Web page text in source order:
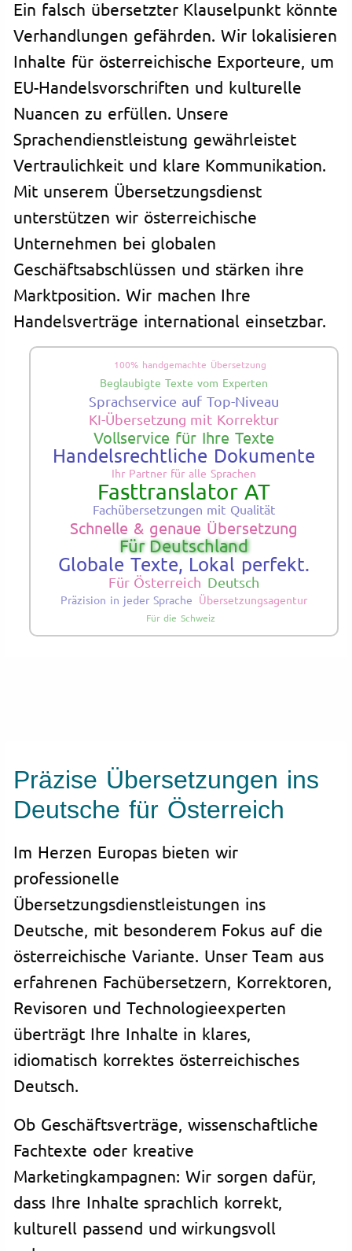
Ein falsch übersetzter Klauselpunkt könnte
Verhandlungen gefährden. Wir lokalisieren
Inhalte für österreichische Exporteure, um
EU-Handelsvorschriften und kulturelle
Nuancen zu erfüllen. Unsere
Sprachendienstleistung gewährleistet
Vertraulichkeit und klare Kommunikation.
Mit unserem Übersetzungsdienst
unterstützen wir österreichische
Unternehmen bei globalen
Geschäftsabschlüssen und stärken ihre
Marktposition. Wir machen Ihre
Handelsverträge international einsetzbar.
100% handgemachte Übersetzung
Beglaubigte Texte vom Experten
Sprachservice auf Top-Niveau
KI-Übersetzung mit Korrektur
Vollservice für Ihre Texte
Handelsrechtliche Dokumente
Ihr Partner für alle Sprachen
Fasttranslator AT
Fachübersetzungen mit Qualität
Schnelle & genaue Übersetzung
Für Deutschland
Globale Texte, Lokal perfekt.
Für Österreich Deutsch
Präzision in jeder Sprache Übersetzungsagentur
Für die Schweiz
Präzise Übersetzungen ins
Deutsche für Österreich
Im Herzen Europas bieten wir
professionelle
Übersetzungsdienstleistungen ins
Deutsche, mit besonderem Fokus auf die
österreichische Variante. Unser Team aus
erfahrenen Fachübersetzern, Korrektoren,
Revisoren und Technologieexperten
überträgt Ihre Inhalte in klares,
idiomatisch korrektes österreichisches
Deutsch.
Ob Geschäftsverträge, wissenschaftliche
Fachtexte oder kreative
Marketingkampagnen: Wir sorgen dafür,
dass Ihre Inhalte sprachlich korrekt,
kulturell passend und wirkungsvoll